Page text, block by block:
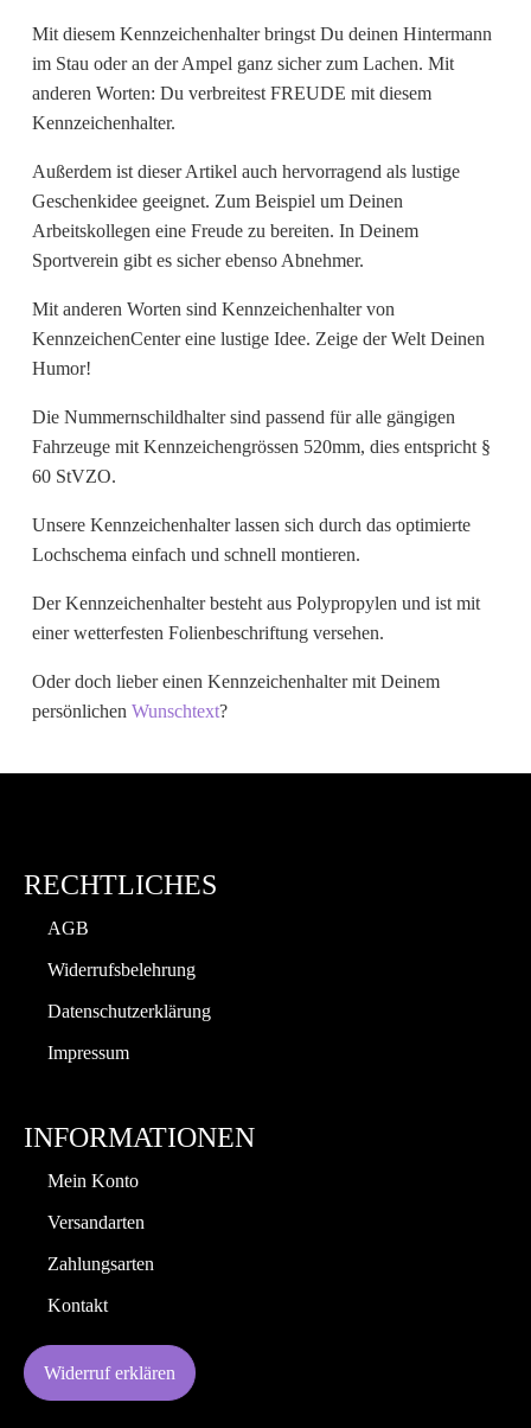
Englisch
I Love...
Ich komme aus und bin...
Fußball
Fliegerwelt
Mit diesem Kennzeichenhalter bringst Du deinen Hintermann
im Stau oder an der Ampel ganz sicher zum Lachen. Mit
anderen Worten: Du verbreitest FREUDE mit diesem
Kennzeichenhalter.
Außerdem ist dieser Artikel auch hervorragend als lustige
Geschenkidee geeignet. Zum Beispiel um Deinen
Arbeitskollegen eine Freude zu bereiten. In Deinem
Sportverein gibt es sicher ebenso Abnehmer.
Mit anderen Worten sind Kennzeichenhalter von
KennzeichenCenter eine lustige Idee. Zeige der Welt Deinen
Humor!
Die Nummernschildhalter sind passend für alle gängigen
Fahrzeuge mit Kennzeichengrössen 520mm, dies entspricht §
60 StVZO.
Unsere Kennzeichenhalter lassen sich durch das optimierte
Lochschema einfach und schnell montieren.
Der Kennzeichenhalter besteht aus Polypropylen und ist mit
einer wetterfesten Folienbeschriftung versehen.
Oder doch lieber einen Kennzeichenhalter mit Deinem
persönlichen Wunschtext?
RECHTLICHES
AGB
Widerrufsbelehrung
Datenschutzerklärung
Impressum
INFORMATIONEN
Mein Konto
Versandarten
Zahlungsarten
Kontakt
Widerruf erklären